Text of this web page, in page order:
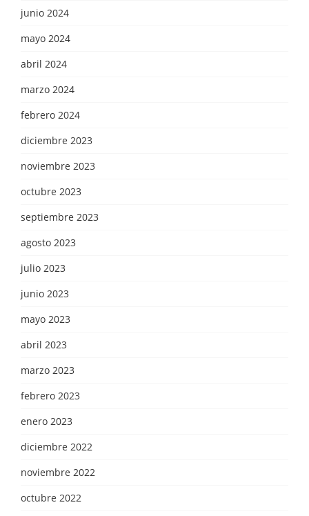
junio 2024
mayo 2024
abril 2024
marzo 2024
febrero 2024
diciembre 2023
noviembre 2023
octubre 2023
septiembre 2023
agosto 2023
julio 2023
junio 2023
mayo 2023
abril 2023
marzo 2023
febrero 2023
enero 2023
diciembre 2022
noviembre 2022
octubre 2022